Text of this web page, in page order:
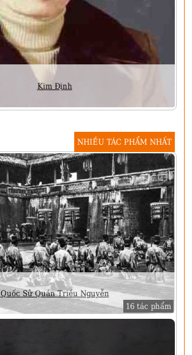
Kim Định
NHIỀU TÁC PHẨM NHẤT
Quốc Sử Quán Triều Nguyễn
16 tác phẩm